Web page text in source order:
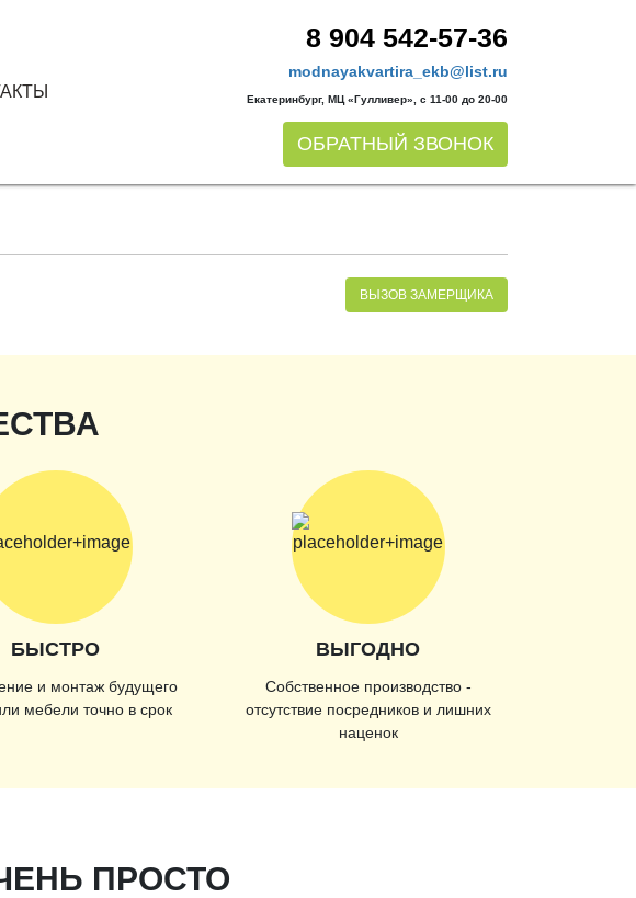
8 904 542-57-36
modnayakvartira_ekb@list.ru
Екатеринбург, МЦ «Гулливер», с 11-00 до 20-00
ОБРАТНЫЙ ЗВОНОК
ВЫЗОВ ЗАМЕРЩИКА
БЫСТРО
и монтаж будущего
мебели точно в срок
ВЫГОДНО
Собственное производство -
отсутствие посредников и лишних
наценок
ПРОСТО